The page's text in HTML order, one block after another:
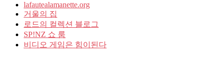
lafautealamanette.org
거울의 집
로드의 컬렉션 블로그
SP!NZ 쇼 룸
비디오 게임은 힘이된다